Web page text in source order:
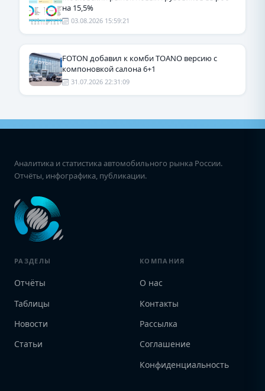
на 15,5%
03.08.2026 15:59:21
FOTON добавил к комби TOANO версию с
компоновкой салона 6+1
31.07.2026 22:31:09
Аналитика и статистика автомобильного рынка России.
Отчёты, инфографика, публикации.
РАЗДЕЛЫ
Отчёты
Таблицы
Новости
Статьи
КОМПАНИЯ
О нас
Контакты
Рассылка
Соглашение
Конфиденциальность